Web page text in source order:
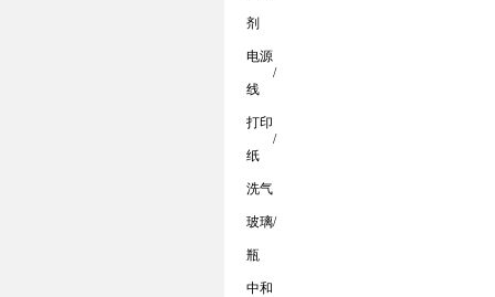
剂
电源
线
/
打印
纸
/
洗气
玻璃
瓶
/
中和